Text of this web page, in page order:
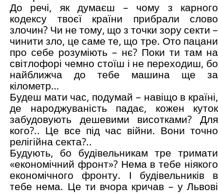
До речі, як думаєш – чому з карного
кодексу твоєї країни прибрали слово
злочин? Чи не тому, що з точки зору секти –
чинити зло, це саме те, що тре. Ото пацани
про себе розуміють – нє? Поки ти там на
світлофорі чемно стоїш і не переходиш, бо
найближча до тебе машина ще за
кілометр…
Будеш мати час, подумай – навіщо в країні,
де народжуваність падає, кожен куток
забудовують дешевими висотками? Для
кого?.. Це все під час війни. Вони точно
релігійна секта?..
Будують, бо будівельникам тре тримати
«економічний фронт»? Нема в тебе ніякого
економічного фронту. І будівельників в
тебе нема. Це ти вчора кричав – у Львові